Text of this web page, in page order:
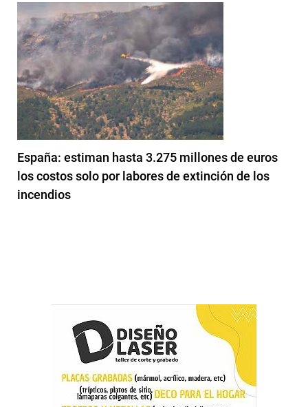
España: estiman hasta 3.275 millones de euros
los costos solo por labores de extinción de los
incendios